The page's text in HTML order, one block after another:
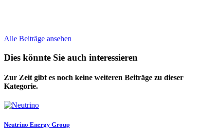
Alle Beiträge ansehen
Dies könnte Sie auch interessieren
Zur Zeit gibt es noch keine weiteren Beiträge zu dieser
Kategorie.
Neutrino Energy Group